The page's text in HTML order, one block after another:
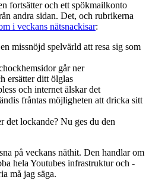
fortsätter och ett spökmailkonto
andra sidan. Det, och rubrikerna
i veckans nätsnackisar:
missnöjd spelvärld att resa sig som
går ner
ersätter ditt ölglas
och internet älskar det
fråntas möjligheten att dricka sitt
det lockande? Nu ges du den
på veckans näthit. Den handlar om
hela Youtubes infrastruktur och -
må jag säga.